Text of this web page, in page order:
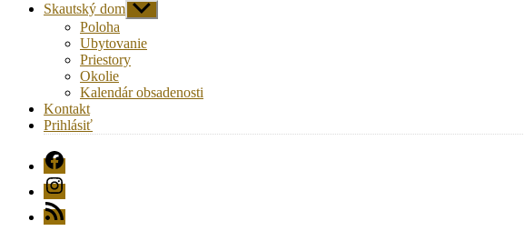
Skautský dom Zobraziť
druhú
úroveň
navigácie
Poloha
Ubytovanie
Priestory
Okolie
Kalendár obsadenosti
Kontakt
Prihlásiť
FB
Instagram
RSS